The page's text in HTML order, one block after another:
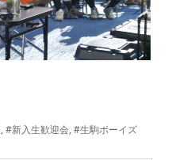
,#新入生歓迎会,#生駒ボーイズ